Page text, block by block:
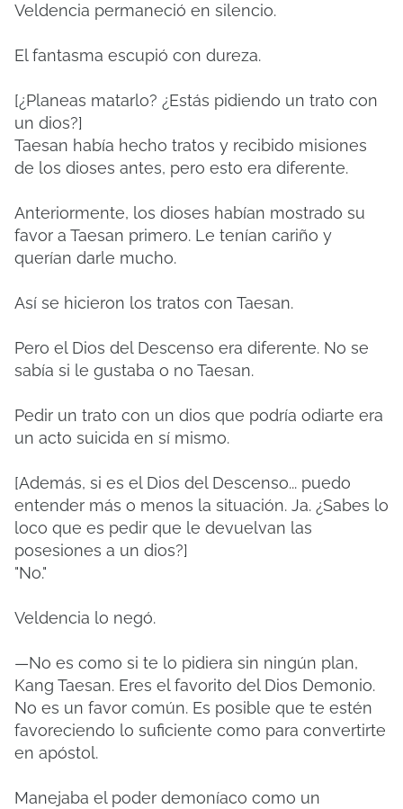
Veldencia permaneció en silencio.
El fantasma escupió con dureza.
[¿Planeas matarlo? ¿Estás pidiendo un trato con
un dios?]
Taesan había hecho tratos y recibido misiones
de los dioses antes, pero esto era diferente.
Anteriormente, los dioses habían mostrado su
favor a Taesan primero. Le tenían cariño y
querían darle mucho.
Así se hicieron los tratos con Taesan.
Pero el Dios del Descenso era diferente. No se
sabía si le gustaba o no Taesan.
Pedir un trato con un dios que podría odiarte era
un acto suicida en sí mismo.
[Además, si es el Dios del Descenso... puedo
entender más o menos la situación. Ja. ¿Sabes lo
loco que es pedir que le devuelvan las
posesiones a un dios?]
"No."
Veldencia lo negó.
—No es como si te lo pidiera sin ningún plan,
Kang Taesan. Eres el favorito del Dios Demonio.
No es un favor común. Es posible que te estén
favoreciendo lo suficiente como para convertirte
en apóstol.
Manejaba el poder demoníaco como un